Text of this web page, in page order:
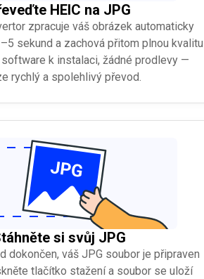
HEIC na JPG
zpracuje váš obrázek automaticky
sekund a zachová přitom plnou kvalitu
k instalaci, žádné prodlevy —
rychlý a spolehlivý převod.
si svůj JPG
dokončen, váš JPG soubor je připraven
tlačítko stažení a soubor se uloží